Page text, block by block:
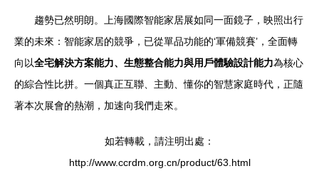
趨勢已然明朗。上海國際智能家居展如同一面鏡子，映照出行
業的未來：智能家居的競爭，已從單品功能的‘軍備競賽’，全面轉
向以全宅解決方案能力、生態整合能力與用戶體驗設計能力為核心
的綜合性比拼。一個真正互聯、主動、懂你的智慧家庭時代，正隨
著本次展會的熱潮，加速向我們走來。
如若轉載，請注明出處：
http://www.ccrdm.org.cn/product/63.html